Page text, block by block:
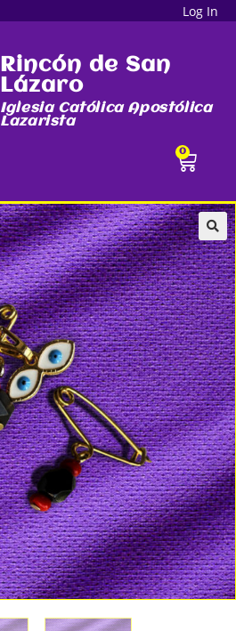
Log In
Rincón de San
Lázaro
Iglesia Católica Apostólica
Lazarista
0
🔍